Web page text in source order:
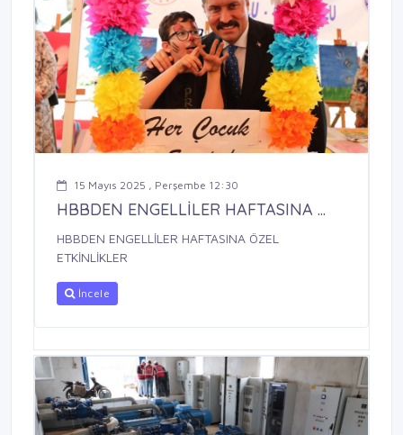
15 Mayıs 2025 , Perşembe 12:30
HBBDEN ENGELLİLER HAFTASINA ...
HBBDEN ENGELLİLER HAFTASINA ÖZEL
ETKİNLİKLER
İncele